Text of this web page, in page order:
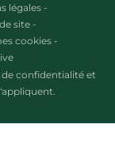
légales -
site -
cookies -
de confidentialitéet